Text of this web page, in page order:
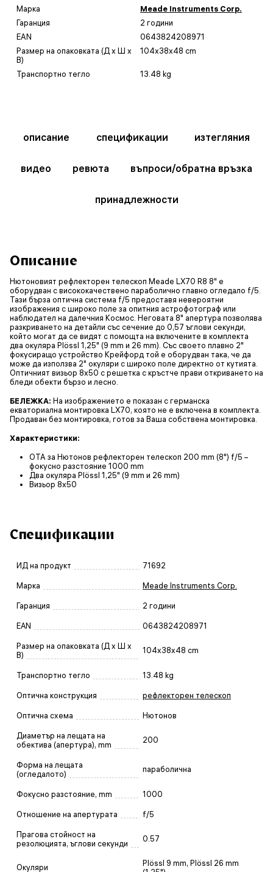
Марка
Meade Instruments Corp.
Гаранция
2 години
EAN
0643824208971
Размер на опаковката (Д x Ш x
В)
104x38x48 cm
Транспортно тегло 13.48 kg
описание спецификации изтегляния
видео ревюта въпроси/обратна връзка
принадлежности
Описание
Нютоновият рефлекторен телескоп Meade LX70 R8 8" е
оборудван с висококачествено параболично главно огледало f/5.
Тази бърза оптична система f/5 предоставя невероятни
изображения с широко поле за опитния астрофотограф или
наблюдател на далечния Космос. Неговата 8" апертура позволява
разкриването на детайли със сечение до 0,57 ъглови секунди,
който могат да се видят с помощта на включените в комплекта
два окуляра Plössl 1,25" (9 mm и 26 mm). Със своето плавно 2"
фокусиращо устройство Крейфорд той е оборудван така, че да
може да използва 2" окуляри с широко поле директно от кутията.
Оптичният визьор 8x50 с решетка с кръстче прави откриването на
бледи обекти бързо и лесно.
БЕЛЕЖКА: На изображението е показан с германска
екваториална монтировка LX70, която не е включена в комплекта.
Продаван без монтировка, готов за Ваша собствена монтировка.
Характеристики:
OTA за Нютонов рефлекторен телескоп 200 mm (8") f/5 –
фокусно разстояние 1000 mm
Два окуляра Plössl 1,25" (9 mm и 26 mm)
Визьор 8x50
Спецификации
ИД на продукт 71692
Марка Meade Instruments Corp.
Гаранция 2 години
EAN 0643824208971
Размер на опаковката (Д x Ш x
В)
104x38x48 cm
Транспортно тегло 13.48 kg
Оптична конструкция рефлекторен телескоп
Оптична схема Нютонов
Диаметър на лещата на
обектива (апертура), mm
200
Форма на лещата
(огледалото)
параболична
Фокусно разстояние, mm 1000
Отношение на апертурата f/5
Прагова стойност на
резолюцията, ъглови секунди
0.57
Окуляри
Plössl 9 mm, Plössl 26 mm